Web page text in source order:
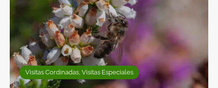
Visitas Cordinadas, Visitas Especiales